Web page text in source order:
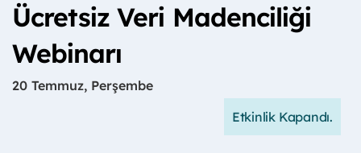
Ücretsiz Veri Madenciliği
Webinarı
20 Temmuz, Perşembe
Etkinlik Kapandı.